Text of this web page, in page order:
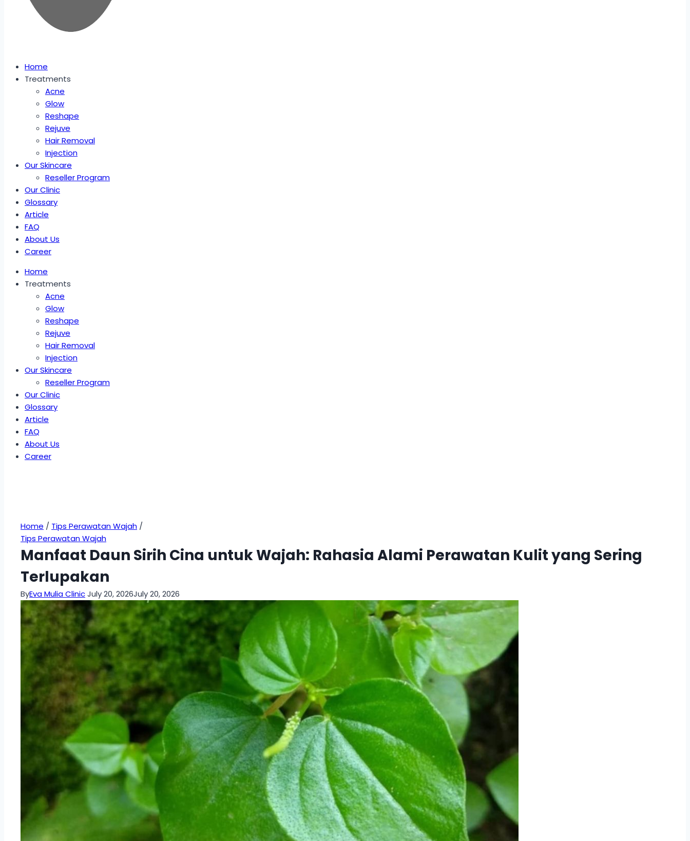
Home
Treatments
Acne
Glow
Reshape
Rejuve
Hair Removal
Injection
Our Skincare
Reseller Program
Our Clinic
Glossary
Article
FAQ
About Us
Career
Home
Treatments
Acne
Glow
Reshape
Rejuve
Hair Removal
Injection
Our Skincare
Reseller Program
Our Clinic
Glossary
Article
FAQ
About Us
Career
Home / Tips Perawatan Wajah /
Tips Perawatan Wajah
Manfaat Daun Sirih Cina untuk Wajah: Rahasia Alami Perawatan Kulit yang Sering
Terlupakan
ByEva Mulia ClinicJuly 20, 2026July 20, 2026